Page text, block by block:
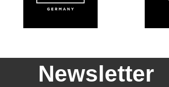
Newsletter